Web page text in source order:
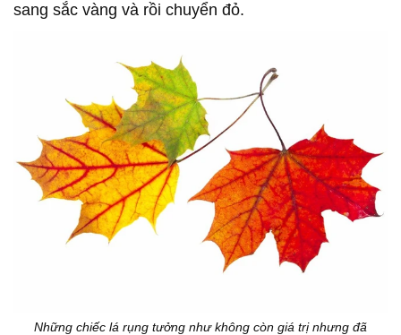
sang sắc vàng và rồi chuyển đỏ.
Những chiếc lá rụng tưởng như không còn giá trị nhưng đã